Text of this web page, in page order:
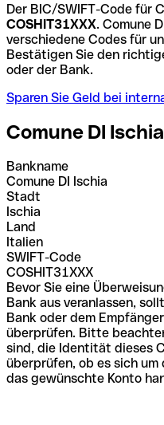
Der BIC/SWIFT-Code für
COSHIT31XXX. Comune
verschiedene Codes für
Bestätigen Sie den
oder der Bank.
Sparen Sie Geld bei
Comune DI Ischia
Bankname
Comune DI Ischia
Stadt
Ischia
Land
Italien
SWIFT-Code
COSHIT31XXX
Bevor Sie eine
Bank aus veranlassen,
Bank oder dem
überprüfen. Bitte
sind, die Identität dieses
überprüfen, ob es sich um
das gewünschte Konto